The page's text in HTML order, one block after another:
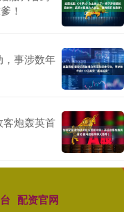
！
事涉数年
炮轰英首
配资官网